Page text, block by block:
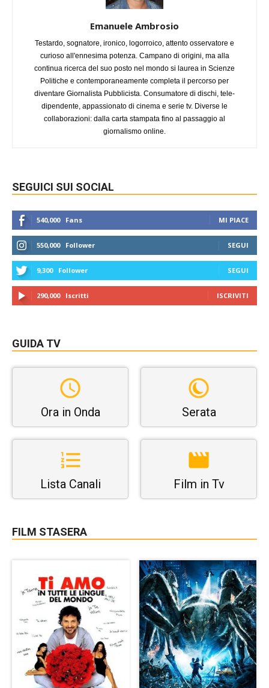
Emanuele Ambrosio
Testardo, sognatore, ironico, logorroico, attento osservatore e
curioso all'ennesima potenza. Campano di origini, ma alla
continua ricerca del suo posto nel mondo si laurea in Scienze
Politiche e contemporaneamente completa il percorso per
diventare Giornalista Pubblicista. Consumatore di dischi, tele-
dipendente, appassionato di cinema e serie tv. Diverse le
collaborazioni: dalla carta stampata fino al passaggio al
giornalismo online.
SEGUICI SUI SOCIAL
540,000 Fans MI PIACE
550,000 Follower SEGUI
9,300 Follower SEGUI
290,000 Iscritti ISCRIVITI
GUIDA TV
Ora in Onda Serata
Lista Canali Film in Tv
FILM STASERA